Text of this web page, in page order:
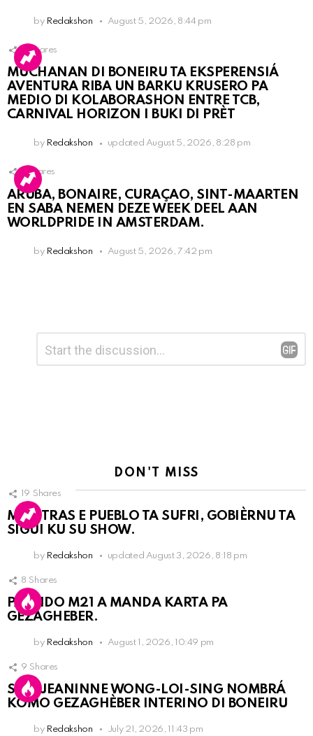
by Redakshon August 5, 2026, 8:44 pm
Shares
MUCHANAN DI BONEIRU TA EKSPERENSIÁ
AVENTURA RIBA UN BARKU KRUSERO PA
MEDIO DI KOLABORASHON ENTRE TCB,
CARNIVAL HORIZON I BUKI DI PRÈT
by Redakshon updated August 5, 2026, 8:28 pm
Shares
ARUBA, BONAIRE, CURAÇAO, SINT-MAARTEN
EN SABA NEMEN DEZE WEEK DEEL AAN
WORLDPRIDE IN AMSTERDAM.
by Redakshon August 5, 2026, 7:42 pm
Reply
DON'T MISS
19 Shares
MIENTRAS E PUEBLO TA SUFRI, GOBIÈRNU TA
SIGUI KU SU SHOW.
by Redakshon updated August 3, 2026, 8:18 pm
8 Shares
PARTIDO M21 A MANDA KARTA PA
GEZAGHEBER.
by Redakshon August 1, 2026, 10:49 pm
9 Shares
SRA. JEANINNE WONG-LOI-SING NOMBRÁ
KOMO GEZAGHÈBER INTERINO DI BONEIRU
by Redakshon July 21, 2026, 11:43 pm